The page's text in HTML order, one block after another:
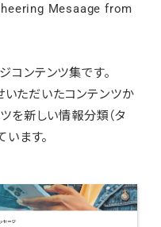
Mesaage from
コンテンツ集です。
ただいたコンテンツか
を新しい情報分類（タ
います。